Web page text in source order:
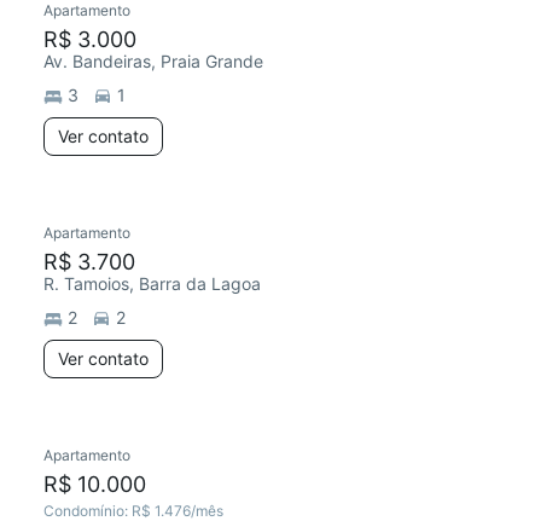
Apartamento
R$ 3.000
Av. Bandeiras, Praia Grande
3
1
Ver contato
Apartamento
R$ 3.700
R. Tamoios, Barra da Lagoa
2
2
Ver contato
Apartamento
R$ 10.000
Condomínio: R$ 1.476/mês